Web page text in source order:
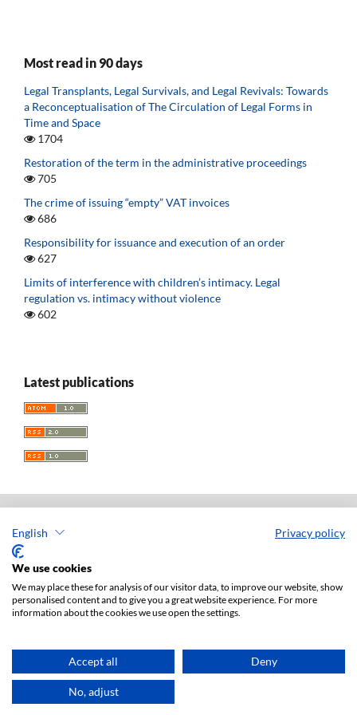
English Privacy policy
We use cookies
We may place these for analysis of our visitor data, to improve our website, show
personalised content and to give you a great website experience. For more
information about the cookies we use open the settings.
Accept all Deny
No, adjust
Most read in 90 days
Legal Transplants, Legal Survivals, and Legal Revivals: Towards
a Reconceptualisation of The Circulation of Legal Forms in
Time and Space
1704
Restoration of the term in the administrative proceedings
705
The crime of issuing “empty” VAT invoices
686
Responsibility for issuance and execution of an order
627
Limits of interference with children’s intimacy. Legal
regulation vs. intimacy without violence
602
Latest publications
Acta Universitatis Lodziensis. Folia Iuridica
ISSN: 0208-6069
Publisher: Lodz University Press (website)
Publisher's office:
Accesibility declaration